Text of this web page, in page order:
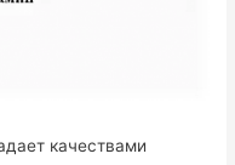
качествами